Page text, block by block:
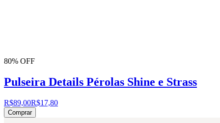
80% OFF
Pulseira Details Pérolas Shine e Strass
R$89,00R$17,80
Comprar